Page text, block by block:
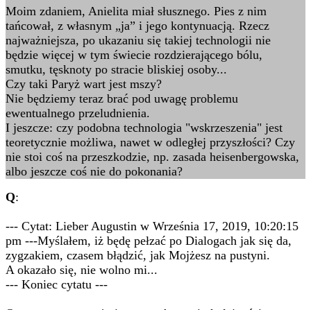
Moim zdaniem, Anielita miał słusznego. Pies z nim
tańcował, z własnym „ja” i jego kontynuacją. Rzecz
najważniejsza, po ukazaniu się takiej technologii nie
będzie więcej w tym świecie rozdzierającego bólu,
smutku, tęsknoty po stracie bliskiej osoby...
Czy taki Paryż wart jest mszy?
Nie będziemy teraz brać pod uwagę problemu
ewentualnego przeludnienia.
I jeszcze: czy podobna technologia "wskrzeszenia" jest
teoretycznie możliwa, nawet w odległej przyszłości? Czy
nie stoi coś na przeszkodzie, np. zasada heisenbergowska,
albo jeszcze coś nie do pokonania?
Q:
--- Cytat: Lieber Augustin w Września 17, 2019, 10:20:15
pm ---Myślałem, iż będę pełzać po Dialogach jak się da,
zygzakiem, czasem błądzić, jak Mojżesz na pustyni.
A okazało się, nie wolno mi...
--- Koniec cytatu ---